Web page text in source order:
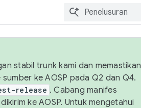
stabil trunk kami dan memastikan
ke AOSP pada Q2 dan Q4.
release . Cabang manifes
ke AOSP. Untuk mengetahui